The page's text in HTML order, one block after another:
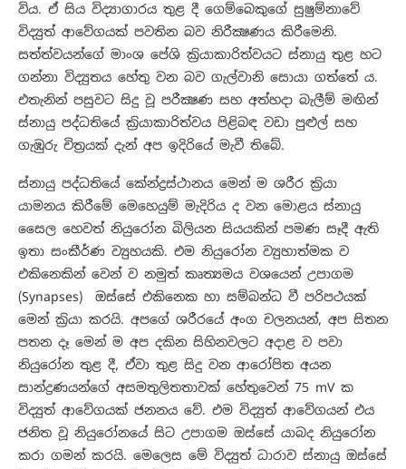
විය. ඒ සිය විද්‍යාගාරය තුළ දී ගෙම්බෙකුගේ සුෂුම්නාවේ
විද්‍යුත් ආවේගයක් පවතින බව නිරීක්‍ෂණය කිරීමෙනි.
සත්ත්වයන්ගේ මාංශ පේශි ක්‍රියාකාරිත්වයට ස්නායු තුළ හට
ගන්නා විද්‍යුතය හේතු වන බව ගැල්වානි සොයා ගත්තේ ය.
එතැනින් පසුවට සිදු වූ පරීක්‍ෂණ සහ අත්හදා බැලීම් මඟින්
ස්නායු පද්ධතියේ ක්‍රියාකාරිත්වය පිළිබඳ වඩා පුළුල් සහ
ගැඹුරු චිත්‍රයක් දැන් අප ඉදිරියේ මැවී තිබේ.
ස්නායු පද්ධතියේ කේන්ද්‍රස්ථානය මෙන් ම ශරීර ක්‍රියා
යාමනය කිරීමේ මෙහෙයුම් මැදිරිය ද වන මොළය ස්නායු
සෛල හෙවත් නියුරෝන බිලියන සියයකින් පමණ සෑදී ඇති
ඉතා සංකීර්ණ ව්‍යුහයකි. එම නියුරෝන ව්‍යුහාත්මක ව
එකිනෙකින් වෙන් ව නමුත් කෘත්‍යමය වශයෙන් උපාගම
(Synapses) ඔස්සේ එකිනෙක හා සම්බන්ධ වී පරිපථයක්
මෙන් ක්‍රියා කරයි. අපගේ ශරීරයේ අංග චලනයන්, අප සිතන
පතන දෑ මෙන් ම අප දකින සිහිනවලට අදාළ ව පවා
නියුරෝන තුළ දී, ඒවා තුළ සිදු වන ආරෝපිත අයන
සාන්ද්‍රණයන්ගේ අසමතුලිතතාවක් හේතුවෙන් 75 mV ක
විද්‍යුත් ආවේගයක් ජනනය වේ. එම විද්‍යුත් ආවේගයන් එය
ජනිත වූ නියුරෝනයේ සිට උපාගම ඔස්සේ යාබද නියුරෝන
කරා ගමන් කරයි. මෙලෙස මේ විද්‍යුත් ධාරාව ස්නායු ඔස්සේ